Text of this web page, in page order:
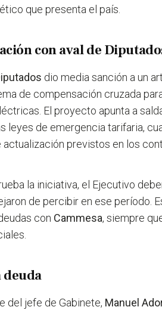
que presenta el país.
con aval de
dio media sanción a un
de compensación cruzada
El proyecto apunta a
leyes de emergencia tarifaria,
previstos en los
la iniciativa, el Ejecutivo
de percibir en ese período.
con Cammesa, siempre
deuda
del jefe de Gabinete, Manuel